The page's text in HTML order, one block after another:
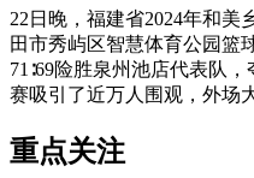
22日晚，福建省2024年和
田市秀屿区智慧体育公园篮
71∶69险胜泉州池店代表队
赛吸引了近万人围观，外场
重点关注